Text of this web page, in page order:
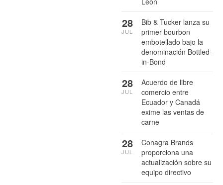
Bib & Tucker lanza su
primer bourbon
embotellado bajo la
denominación Bottled-
in-Bond
28
JUL
Acuerdo de libre
comercio entre
Ecuador y Canadá
exime las ventas de
carne
28
JUL
Conagra Brands
proporciona una
actualización sobre su
equipo directivo
28
JUL